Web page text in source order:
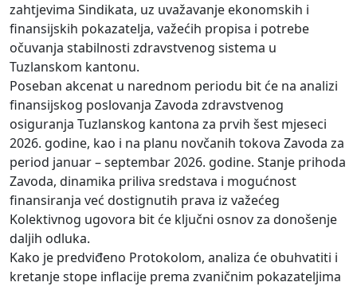
zahtjevima Sindikata, uz uvažavanje ekonomskih i
finansijskih pokazatelja, važećih propisa i potrebe
očuvanja stabilnosti zdravstvenog sistema u
Tuzlanskom kantonu.
Poseban akcenat u narednom periodu bit će na analizi
finansijskog poslovanja Zavoda zdravstvenog
osiguranja Tuzlanskog kantona za prvih šest mjeseci
2026. godine, kao i na planu novčanih tokova Zavoda za
period januar – septembar 2026. godine. Stanje prihoda
Zavoda, dinamika priliva sredstava i mogućnost
finansiranja već dostignutih prava iz važećeg
Kolektivnog ugovora bit će ključni osnov za donošenje
daljih odluka.
Kako je predviđeno Protokolom, analiza će obuhvatiti i
kretanje stope inflacije prema zvaničnim pokazateljima